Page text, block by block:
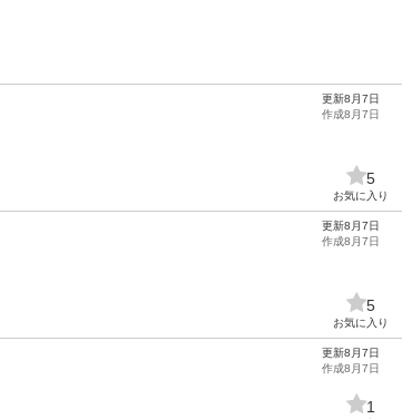
更新8月7日
作成8月7日
5
お気に入り
更新8月7日
作成8月7日
5
お気に入り
更新8月7日
作成8月7日
1